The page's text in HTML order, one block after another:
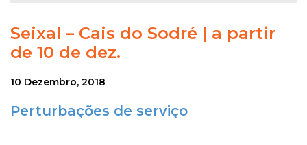
Seixal – Cais do Sodré | a partir
de 10 de dez.
10 Dezembro, 2018
Perturbações de serviço